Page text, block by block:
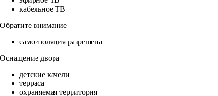
кабельное ТВ
Обратите внимание
самоизоляция разрешена
Оснащение двора
детские качели
терраса
охраняемая территория